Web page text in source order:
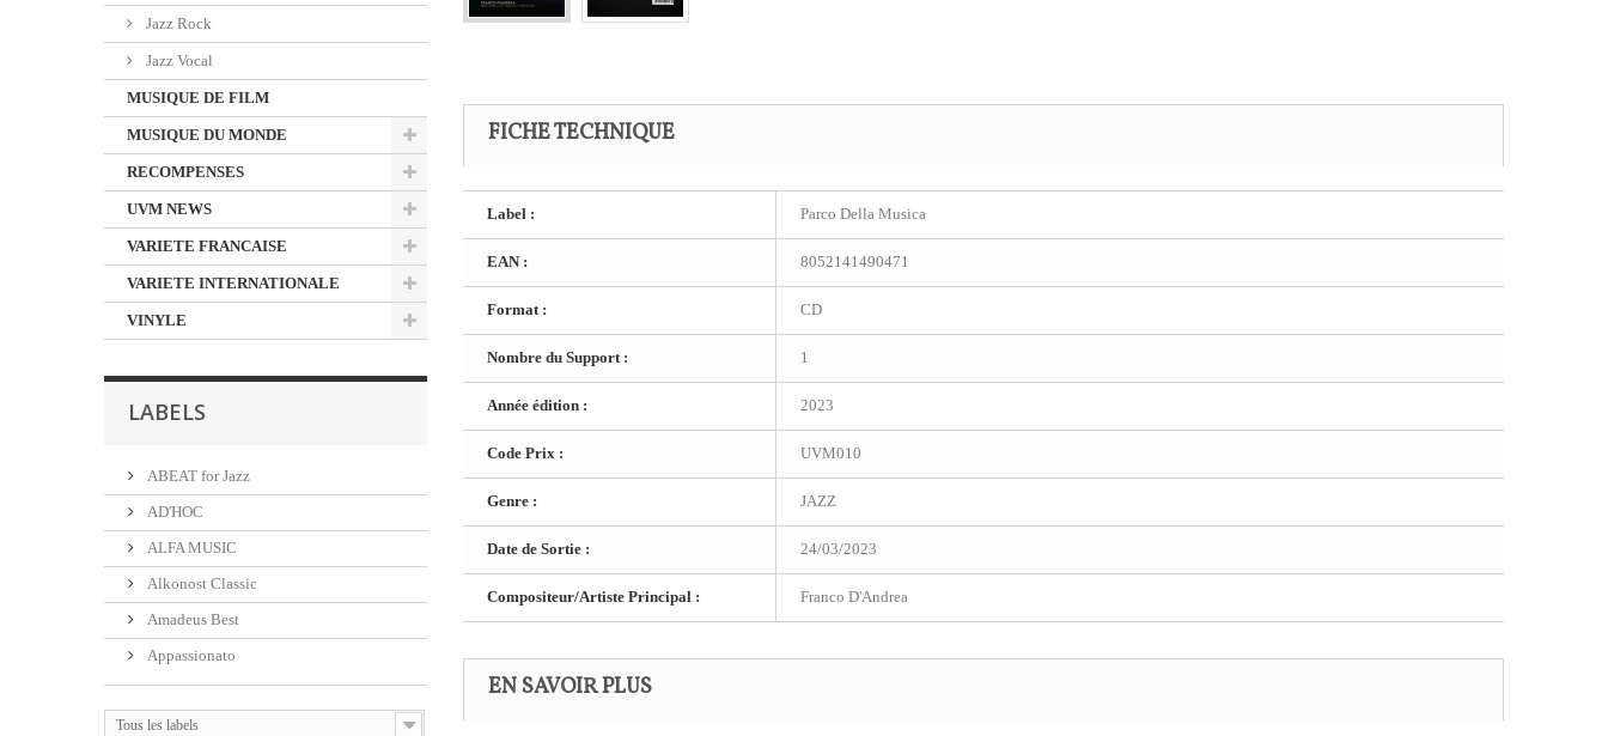
Jazz Rock
Jazz Vocal
MUSIQUE DE FILM
MUSIQUE DU MONDE
RECOMPENSES
UVM NEWS
VARIETE FRANCAISE
VARIETE INTERNATIONALE
VINYLE
LABELS
ABEAT for Jazz
AD'HOC
ALFA MUSIC
Alkonost Classic
Amadeus Best
Appassionato
Tous les labels
FICHE TECHNIQUE
Label : Parco Della Musica
EAN : 8052141490471
Format : CD
Nombre du Support : 1
Année édition : 2023
Code Prix : UVM010
Genre : JAZZ
Date de Sortie : 24/03/2023
Compositeur/Artiste Principal : Franco D'Andrea
EN SAVOIR PLUS